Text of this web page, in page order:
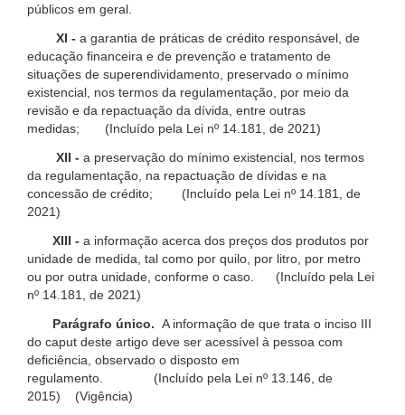
públicos em geral.
XI - a garantia de práticas de crédito responsável, de
educação financeira e de prevenção e tratamento de
situações de superendividamento, preservado o mínimo
existencial, nos termos da regulamentação, por meio da
revisão e da repactuação da dívida, entre outras
medidas; (Incluído pela Lei nº 14.181, de 2021)
XII - a preservação do mínimo existencial, nos termos
da regulamentação, na repactuação de dívidas e na
concessão de crédito; (Incluído pela Lei nº 14.181, de
2021)
XIII - a informação acerca dos preços dos produtos por
unidade de medida, tal como por quilo, por litro, por metro
ou por outra unidade, conforme o caso. (Incluído pela Lei
nº 14.181, de 2021)
Parágrafo único. A informação de que trata o inciso III
do caput deste artigo deve ser acessível à pessoa com
deficiência, observado o disposto em
regulamento. (Incluído pela Lei nº 13.146, de
2015) (Vigência)